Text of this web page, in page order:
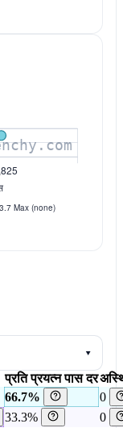
▾
प्रति प्रयत्न पास दर
66.7%
0
33.3% 0